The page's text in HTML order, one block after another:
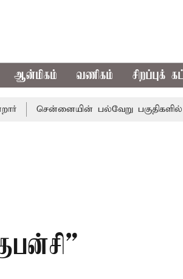
ஆன்மிகம் வணிகம் சிறப்புக்
சென்னையின் பல்வேறு பகுதிகளில்